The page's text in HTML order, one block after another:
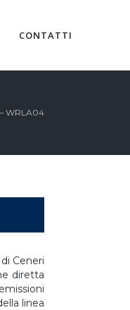
CONTATTI
WRLA04
Ceneri
diretta
linea